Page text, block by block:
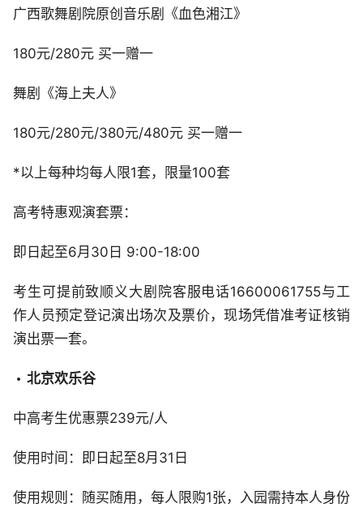
广西歌舞剧院原创音乐剧《血色湘江》
180元/280元 买一赠一
舞剧《海上夫人》
180元/280元/380元/480元 买一赠一
*以上每种均每人限1套，限量100套
高考特惠观演套票：
即日起至6月30日 9:00-18:00
考生可提前致顺义大剧院客服电话16600061755与工
作人员预定登记演出场次及票价，现场凭借准考证核销
演出票一套。
北京欢乐谷
中高考生优惠票239元/人
使用时间：即日起至8月31日
使用规则：随买随用，每人限购1张，入园需持本人身份